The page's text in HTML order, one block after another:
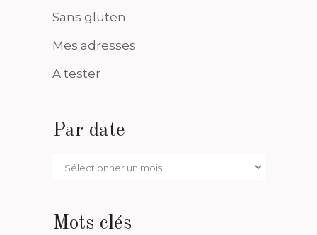
Sans gluten
Mes adresses
A tester
Par date
Par
Mots clés